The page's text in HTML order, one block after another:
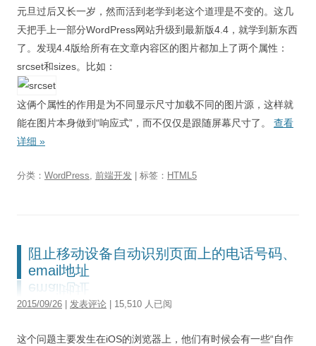
元旦过后又长一岁，然而活到老学到老这个道理是不变的。这几
天把手上一部分WordPress网站升级到最新版4.4，就学到新东西
了。发现4.4版给所有在文章内容区的图片都加上了两个属性：
srcset和sizes。比如：
这俩个属性的作用是为不同显示尺寸加载不同的图片源，这样就
能在图片本身做到“响应式”，而不仅仅是跟随屏幕尺寸了。 查看
详细 »
分类： WordPress, 前端开发 | 标签： HTML5
阻止移动设备自动识别页面上的电话号码、
email地址
2015/09/26 发表评论 | 15,510 人已阅
这个问题主要发生在iOS的浏览器上，他们有时候会有一些“自作